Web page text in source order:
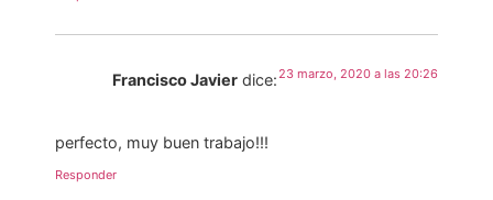
Francisco Javier dice:23 marzo, 2020 a las 20:26
perfecto, muy buen trabajo!!!
Responder